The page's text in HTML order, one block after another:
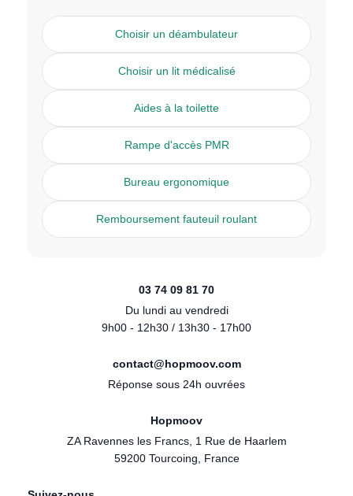
Choisir un déambulateur
Choisir un lit médicalisé
Aides à la toilette
Rampe d'accès PMR
Bureau ergonomique
Remboursement fauteuil roulant
03 74 09 81 70
Du lundi au vendredi
9h00 - 12h30 / 13h30 - 17h00
contact@hopmoov.com
Réponse sous 24h ouvrées
Hopmoov
ZA Ravennes les Francs, 1 Rue de Haarlem
59200 Tourcoing, France